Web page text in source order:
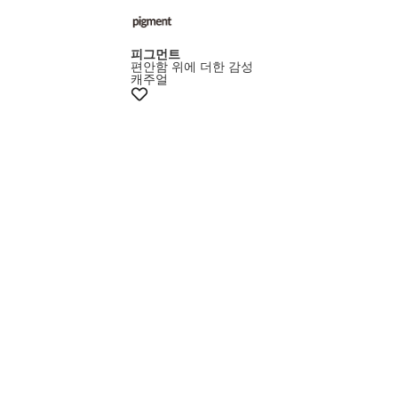
피그먼트
편안함 위에 더한 감성
캐주얼